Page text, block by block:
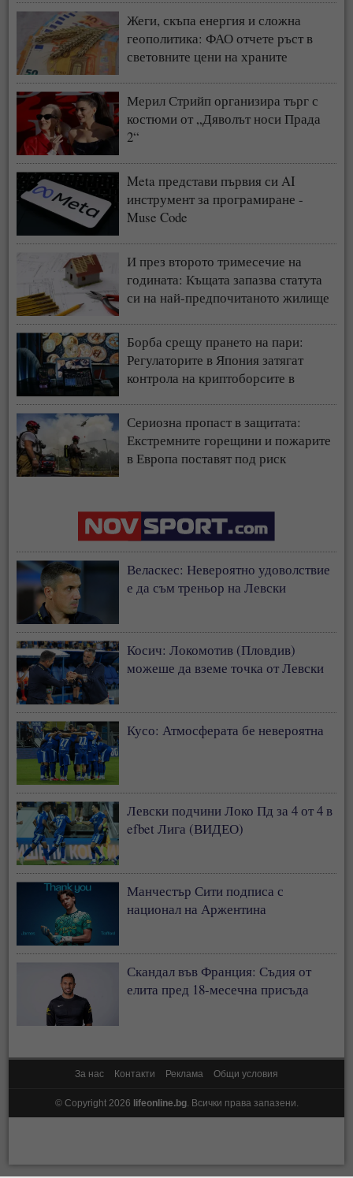
Жеги, скъпа енергия и сложна
геополитика: ФАО отчете ръст в
световните цени на храните
Мерил Стрийп организира търг с
костюми от „Дяволът носи Прада
2“
Meta представи първия си AI
инструмент за програмиране -
Muse Code
И през второто тримесечие на
годината: Къщата запазва статута
си на най-предпочитаното жилище
Борба срещу прането на пари:
Регулаторите в Япония затягат
контрола на криптоборсите в
Сериозна пропаст в защитата:
Екстремните горещини и пожарите
в Европа поставят под риск
Веласкес: Невероятно удоволствие
е да съм треньор на Левски
Косич: Локомотив (Пловдив)
можеше да вземе точка от Левски
Кусо: Атмосферата бе невероятна
Левски подчини Локо Пд за 4 от 4 в
efbet Лига (ВИДЕО)
Манчестър Сити подписа с
национал на Аржентина
Скандал във Франция: Съдия от
елита пред 18-месечна присъда
За нас Контакти Реклама Общи условия
© Copyright 2026 lifeonline.bg. Всички права запазени.